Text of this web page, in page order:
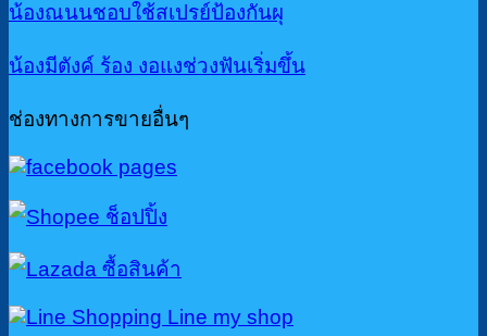
น้องณนนชอบใช้สเปรย์ป้องกันผุ
น้องมีตังค์ ร้อง งอแงช่วงฟันเริ่มขึ้น
ช่องทางการขายอื่นๆ